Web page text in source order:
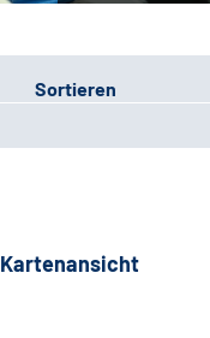
Sortieren
Kartenansicht